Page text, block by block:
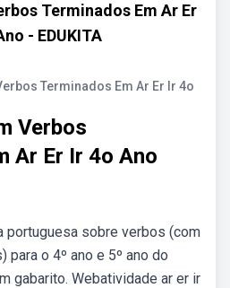
Terminados Em Ar Er
- EDUKITA
Terminados Em Ar Er Ir 4o
Verbos
Ar Er Ir 4o Ano
portuguesa sobre verbos (com
o 4º ano e 5º ano do
gabarito. Webatividade ar er ir